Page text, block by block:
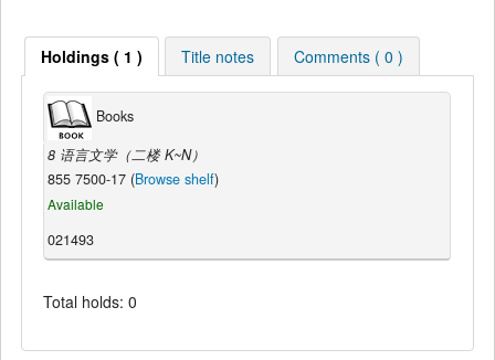
Holdings ( 1 ) Title notes Comments ( 0 )
Books
8 语言文学（二楼 K~N）
855 7500-17 (Browse shelf)
Available
021493
Total holds: 0